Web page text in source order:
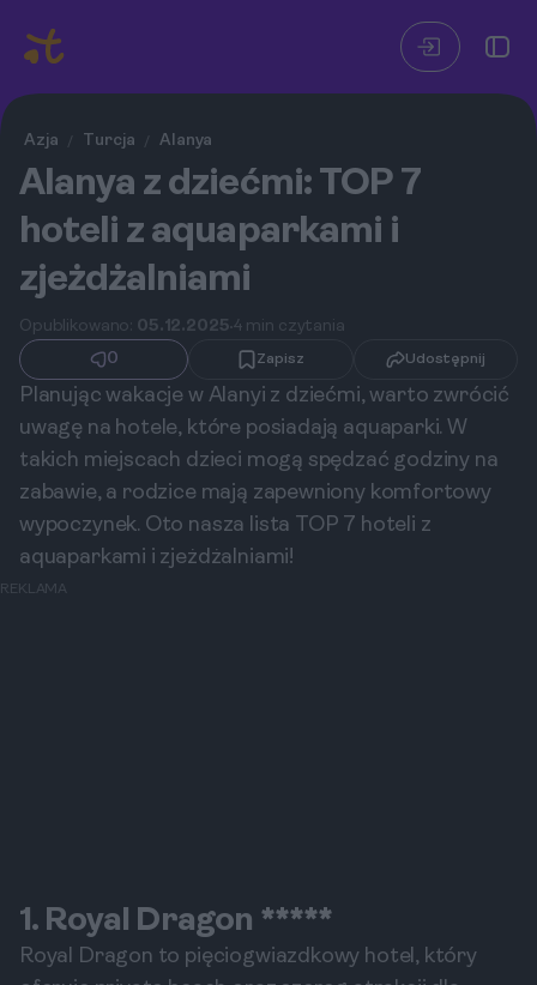
Azja / Turcja / Alanya
Alanya z dziećmi: TOP 7
hoteli z aquaparkami i
zjeżdżalniami
Opublikowano: 05.12.2025 4 min czytania
0
Zapisz Udostępnij
Planując wakacje w Alanyi z dziećmi, warto zwrócić
uwagę na hotele, które posiadają aquaparki. W
takich miejscach dzieci mogą spędzać godziny na
zabawie, a rodzice mają zapewniony komfortowy
wypoczynek. Oto nasza lista TOP 7 hoteli z
aquaparkami i zjeżdżalniami!
REKLAMA
1. Royal Dragon *****
Royal Dragon to pięciogwiazdkowy hotel, który